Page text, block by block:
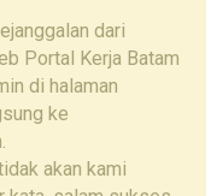
dari
Portal Kerja Batam
di halaman
ke
akan kami